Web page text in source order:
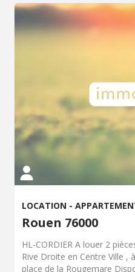
LOCATION -
Rouen 76000
HL-CORDIER A louer 2
Rive Droite en Centre Ville ,
place de la Rougemare